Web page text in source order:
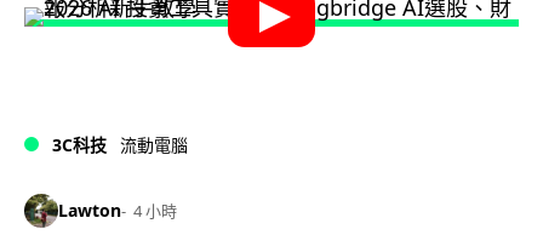
3C科技 流動電腦
Lawton 4 小時